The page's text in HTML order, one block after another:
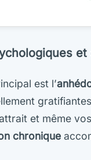
est l’
et même
chronique